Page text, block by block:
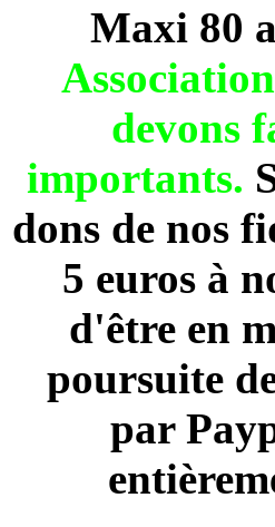
Maxi 80
devons
importants.
dons de nos
5 euros à
d'être en
poursuite
par